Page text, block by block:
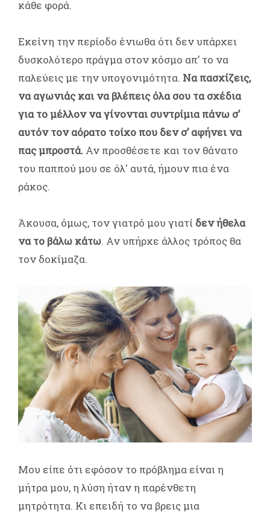
κάθε φορά.
Εκείνη την περίοδο ένιωθα ότι δεν υπάρχει
δυσκολότερο πράγμα στον κόσμο απ’ το να
παλεύεις με την υπογονιμότητα. Να πασχίζεις,
να αγωνιάς και να βλέπεις όλα σου τα σχέδια
για το μέλλον να γίνονται συντρίμια πάνω σ’
αυτόν τον αόρατο τοίχο που δεν σ’ αφήνει να
πας μπροστά. Αν προσθέσετε και τον θάνατο
του παππού μου σε όλ' αυτά, ήμουν πια ένα
ράκος.
Άκουσα, όμως, τον γιατρό μου γιατί δεν ήθελα
να το βάλω κάτω. Αν υπήρχε άλλος τρόπος θα
τον δοκίμαζα.
Μου είπε ότι εφόσον το πρόβλημα είναι η
μήτρα μου, η λύση ήταν η παρένθετη
μητρότητα. Κι επειδή το να βρεις μια